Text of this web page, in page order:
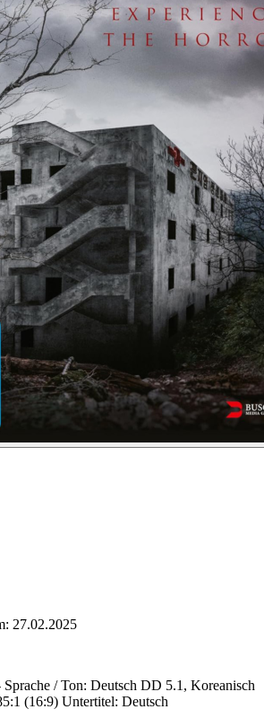
27.02.2025
/ Ton: Deutsch DD 5.1, Koreanisch
(16:9) Untertitel: Deutsch